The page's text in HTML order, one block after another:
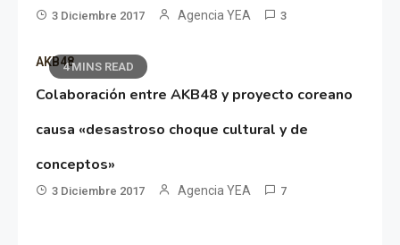
3 Diciembre 2017 Agencia YEA 3
4 MINS READ
AKB48
Colaboración entre AKB48 y proyecto coreano
causa «desastroso choque cultural y de
conceptos»
3 Diciembre 2017 Agencia YEA 7